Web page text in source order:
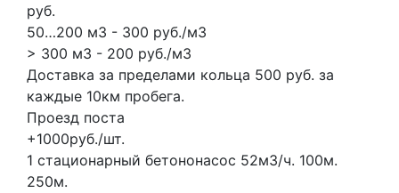
руб.
50…200 м3 - 300 руб./м3
> 300 м3 - 200 руб./м3
Доставка за пределами кольца 500 руб. за
каждые 10км пробега.
Проезд поста
+1000руб./шт.
1 стационарный бетононасос 52м3/ч. 100м.
250м.